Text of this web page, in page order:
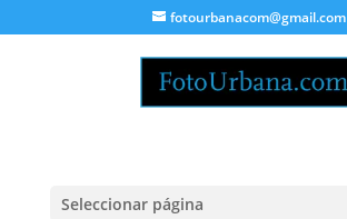
fotourbanacom@gmail.com
Seleccionar página